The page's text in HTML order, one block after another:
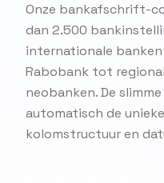
Onze bankafschrift-
dan 2.500
internationale banken
Rabobank tot
neobanken. De
automatisch de
kolomstructuur en